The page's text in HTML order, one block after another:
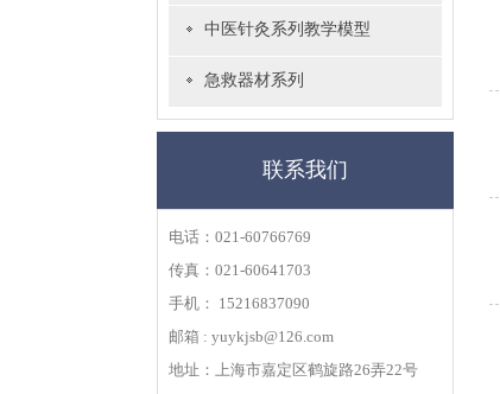
中医针灸系列教学模型
急救器材系列
联系我们
电话：021-60766769
传真：021-60641703
手机： 15216837090
邮箱 : yuykjsb@126.com
地址：上海市嘉定区鹤旋路26弄22号